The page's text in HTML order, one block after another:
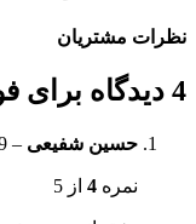
نظرات مشتریان
4 دیدگاه برای
حسین شفیعی –
29
نمره 4 از 5